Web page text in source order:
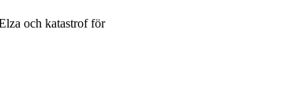
och katastrof för